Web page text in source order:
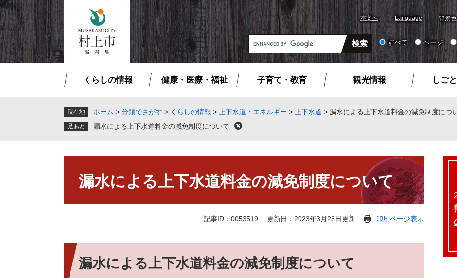
ペ
ー
ジ
の
先
頭
メ
ニ
ュ
ー
を
飛
本文へ Language 背景色
G
o
o
カ
検
すべて ページ
くらしの情報 健康・医療・福祉 子育て・教育 観光情報 しご
現在地 ホーム > 分類でさがす > くらしの情報 > 上下水道・エネルギー > 上下水道 > 漏水による上下水道料金の減免制度につ
漏水による上下水道料金の減免制度について
閉
漏水による上下水道料金の減免制度について
記事ID：0053519 更新日：2023年3月28日更新 印刷ページ表示
漏水による上下水道料金の減免制度について